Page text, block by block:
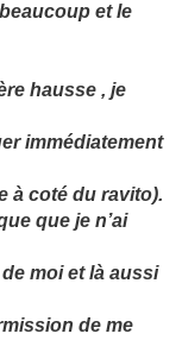
et le
hausse , je
immédiatement
à coté du ravito).
que je n’ai
moi et là aussi
de me